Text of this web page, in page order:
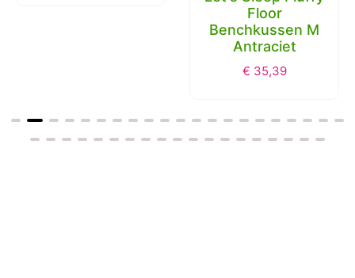
Floor
Benchkussen M
Antraciet
€ 35,39